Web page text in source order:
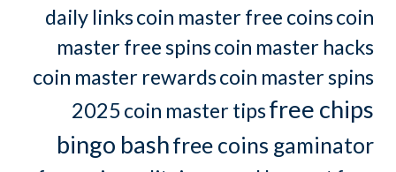
daily linkscoin master free coinscoin
master free spinscoin master hacks
coin master rewardscoin master spins
2025coin master tipsfree chips
bingo bashfree coins gaminator